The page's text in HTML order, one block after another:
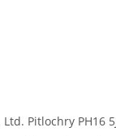
Pitlochry PH16